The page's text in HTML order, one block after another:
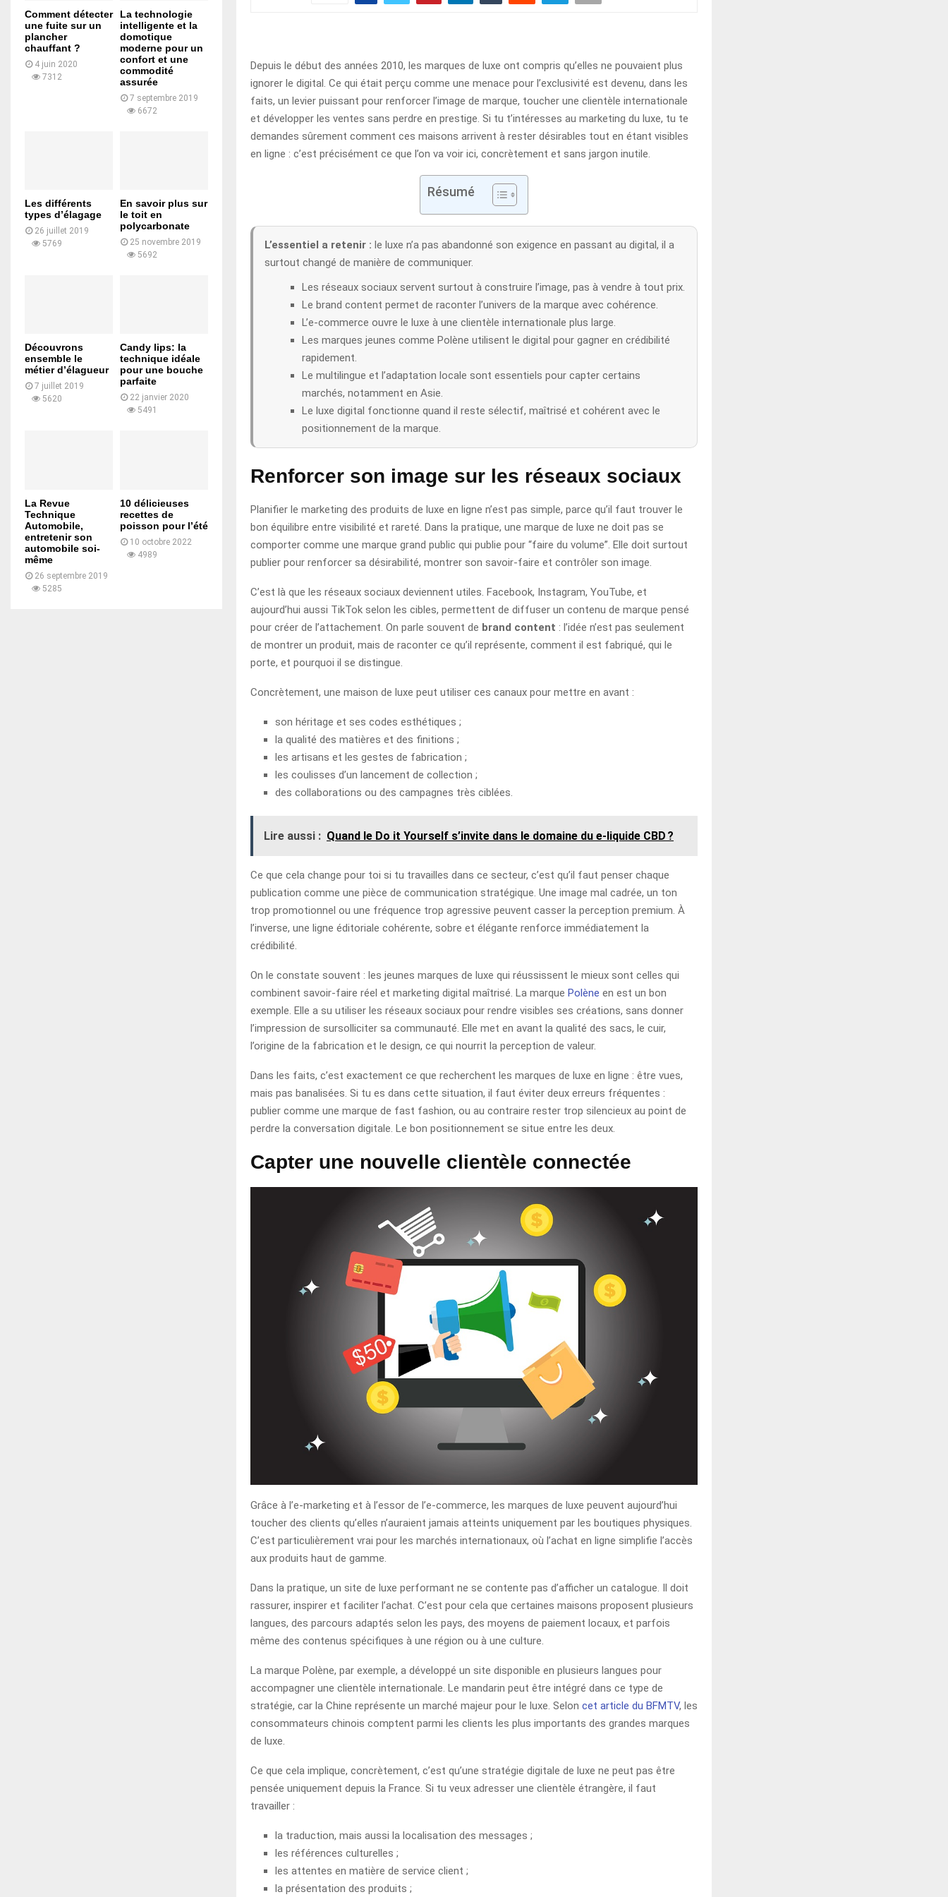
Depuis le début des années 2010, les marques de luxe ont compris qu’elles ne pouvaient plus
ignorer le digital. Ce qui était perçu comme une menace pour l’exclusivité est devenu, dans les
faits, un levier puissant pour renforcer l’image de marque, toucher une clientèle internationale
et développer les ventes sans perdre en prestige. Si tu t’intéresses au marketing du luxe, tu te
demandes sûrement comment ces maisons arrivent à rester désirables tout en étant visibles
en ligne : c’est précisément ce que l’on va voir ici, concrètement et sans jargon inutile.
Résumé
L’essentiel a retenir : le luxe n’a pas abandonné son exigence en passant au digital, il a
surtout changé de manière de communiquer.
Les réseaux sociaux servent surtout à construire l’image, pas à vendre à tout prix.
Le brand content permet de raconter l’univers de la marque avec cohérence.
L’e-commerce ouvre le luxe à une clientèle internationale plus large.
Les marques jeunes comme Polène utilisent le digital pour gagner en crédibilité
rapidement.
Le multilingue et l’adaptation locale sont essentiels pour capter certains
marchés, notamment en Asie.
Le luxe digital fonctionne quand il reste sélectif, maîtrisé et cohérent avec le
positionnement de la marque.
Renforcer son image sur les réseaux sociaux
Planifier le marketing des produits de luxe en ligne n’est pas simple, parce qu’il faut trouver le
bon équilibre entre visibilité et rareté. Dans la pratique, une marque de luxe ne doit pas se
comporter comme une marque grand public qui publie pour “faire du volume”. Elle doit surtout
publier pour renforcer sa désirabilité, montrer son savoir-faire et contrôler son image.
C’est là que les réseaux sociaux deviennent utiles. Facebook, Instagram, YouTube, et
aujourd’hui aussi TikTok selon les cibles, permettent de diffuser un contenu de marque pensé
pour créer de l’attachement. On parle souvent de brand content : l’idée n’est pas seulement
de montrer un produit, mais de raconter ce qu’il représente, comment il est fabriqué, qui le
porte, et pourquoi il se distingue.
Concrètement, une maison de luxe peut utiliser ces canaux pour mettre en avant :
son héritage et ses codes esthétiques ;
la qualité des matières et des finitions ;
les artisans et les gestes de fabrication ;
les coulisses d’un lancement de collection ;
des collaborations ou des campagnes très ciblées.
Lire aussi : Quand le Do it Yourself s’invite dans le domaine du e-liquide CBD ?
Ce que cela change pour toi si tu travailles dans ce secteur, c’est qu’il faut penser chaque
publication comme une pièce de communication stratégique. Une image mal cadrée, un ton
trop promotionnel ou une fréquence trop agressive peuvent casser la perception premium. À
l’inverse, une ligne éditoriale cohérente, sobre et élégante renforce immédiatement la
crédibilité.
On le constate souvent : les jeunes marques de luxe qui réussissent le mieux sont celles qui
combinent savoir-faire réel et marketing digital maîtrisé. La marque Polène en est un bon
exemple. Elle a su utiliser les réseaux sociaux pour rendre visibles ses créations, sans donner
l’impression de sursolliciter sa communauté. Elle met en avant la qualité des sacs, le cuir,
l’origine de la fabrication et le design, ce qui nourrit la perception de valeur.
Dans les faits, c’est exactement ce que recherchent les marques de luxe en ligne : être vues,
mais pas banalisées. Si tu es dans cette situation, il faut éviter deux erreurs fréquentes :
publier comme une marque de fast fashion, ou au contraire rester trop silencieux au point de
perdre la conversation digitale. Le bon positionnement se situe entre les deux.
Capter une nouvelle clientèle connectée
Grâce à l’e-marketing et à l’essor de l’e-commerce, les marques de luxe peuvent aujourd’hui
toucher des clients qu’elles n’auraient jamais atteints uniquement par les boutiques physiques.
C’est particulièrement vrai pour les marchés internationaux, où l’achat en ligne simplifie l’accès
aux produits haut de gamme.
Dans la pratique, un site de luxe performant ne se contente pas d’afficher un catalogue. Il doit
rassurer, inspirer et faciliter l’achat. C’est pour cela que certaines maisons proposent plusieurs
langues, des parcours adaptés selon les pays, des moyens de paiement locaux, et parfois
même des contenus spécifiques à une région ou à une culture.
La marque Polène, par exemple, a développé un site disponible en plusieurs langues pour
accompagner une clientèle internationale. Le mandarin peut être intégré dans ce type de
stratégie, car la Chine représente un marché majeur pour le luxe. Selon cet article du BFMTV, les
consommateurs chinois comptent parmi les clients les plus importants des grandes marques
de luxe.
Ce que cela implique, concrètement, c’est qu’une stratégie digitale de luxe ne peut pas être
pensée uniquement depuis la France. Si tu veux adresser une clientèle étrangère, il faut
travailler :
la traduction, mais aussi la localisation des messages ;
les références culturelles ;
les attentes en matière de service client ;
la présentation des produits ;
Comment détecter
une fuite sur un
plancher
chauffant ?
4 juin 2020
7312
La technologie
intelligente et la
domotique
moderne pour un
confort et une
commodité
assurée
7 septembre 2019
6672
Les différents
types d’élagage
26 juillet 2019
5769
En savoir plus sur
le toit en
polycarbonate
25 novembre 2019
5692
Découvrons
ensemble le
métier d’élagueur
7 juillet 2019
5620
Candy lips: la
technique idéale
pour une bouche
parfaite
22 janvier 2020
5491
La Revue
Technique
Automobile,
entretenir son
automobile soi-
même
26 septembre 2019
5285
10 délicieuses
recettes de
poisson pour l’été
10 octobre 2022
4989